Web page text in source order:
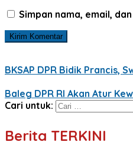
Simpan nama, email,
BKSAP DPR Bidik Prancis,
Baleg DPR RI Akan Atur
Cari untuk:
Berita TERKINI